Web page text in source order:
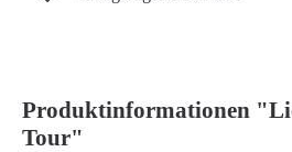
Produktinformationen
Tour"